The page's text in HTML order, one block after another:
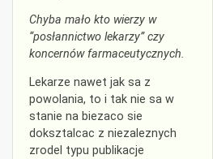
Chyba mało kto wierzy w
“posłannictwo lekarzy” czy
koncernów farmaceutycznych.
Lekarze nawet jak sa z
powolania, to i tak nie sa w
stanie na biezaco sie
doksztalcac z niezaleznych
zrodel typu publikacje